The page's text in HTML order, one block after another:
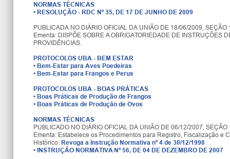
NORMAS TÉCNICAS
• RESOLUÇÃO - RDC Nº 35, DE 17 DE JUNHO DE 2009
PUBLICADA NO DIÁRIO OFICIAL DA UNIÃO DE 18/06/2009, SEÇÃO
Ementa: DISPÕE SOBRE A OBRIGATORIEDADE DE INSTRUÇÕES
PROVIDÊNCIAS.
PROTOCOLOS UBA - BEM ESTAR
• Bem-Estar para Aves Poedeiras
• Bem-Estar para Frangos e Perus
PROTOCOLOS UBA - BOAS PRÁTICAS
• Boas Práticas de Produção de Frangos
• Boas Práticas de Produção de Ovos
NORMAS TÉCNICAS
PUBLICADO NO DIÁRIO OFICIAL DA UNIÃO DE 06/12/2007, SEÇÃO
Ementa: Estabelece os Procedimentos para Registro, Fiscalização
Histórico: Revoga a Instrução Normativa nº 4 de 30/12/1998
• INSTRUÇÃO NORMATIVA Nº 56, DE 04 DE DEZEMBRO DE 2007